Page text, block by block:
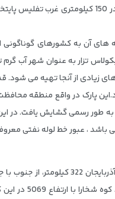
مهم در گرجستان می باشد که به”چشمه های
به کشورهای گوناگونی از
بوده است. این شهر در قرن 19 میلادی
پارک در واقع منطقه
پارک در سال 1995 میلادی تاسیس و در سال
باشد ، عبور خط لوله نفتی
کشور با